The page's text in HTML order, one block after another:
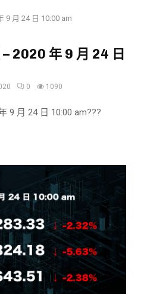
9 月 24 日 10:00 am
2020 年 9 月 24 日
0 1090
9 月 24 日 10:00 am???